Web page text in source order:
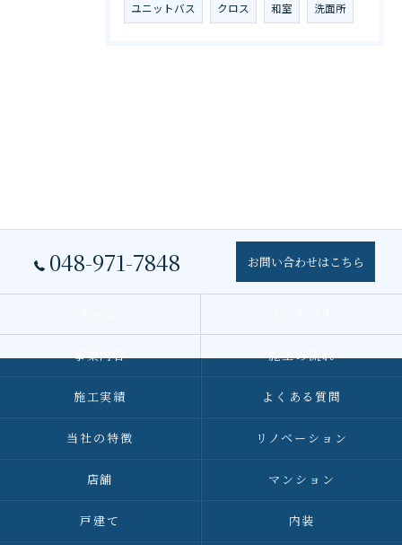
ユニットバス クロス 和室 洗面所
048-971-7848 お問い合わせはこちら
事業内容 施工の流れ
施工実績 よくある質問
当社の特徴 リノベーション
店舗 マンション
戸建て 内装